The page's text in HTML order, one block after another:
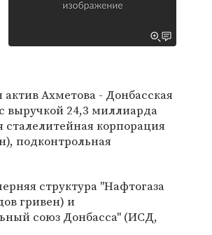
Ахметова - Донбасская
выручкой 24,3 миллиарда
корпорация
подконтрольная
структура "Нафтогаза
гривен) и
союз Донбасса" (ИСД,